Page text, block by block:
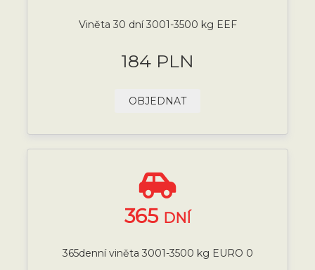
Viněta 30 dní 3001-3500 kg EEF
184 PLN
OBJEDNAT
365 DNÍ
365denní viněta 3001-3500 kg EURO 0